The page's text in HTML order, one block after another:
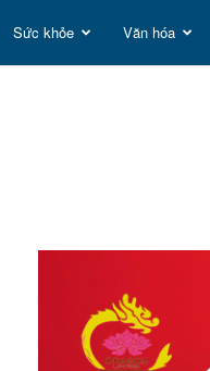
Sức khỏe Văn hóa